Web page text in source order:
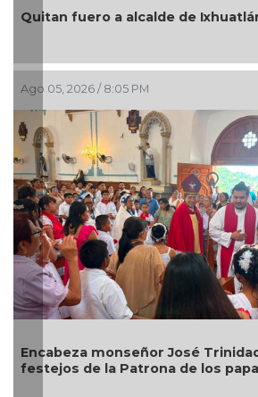
de
En Rincón de la Marquesa
por representar riesgos; no
Ago 05, 2026 / 6:42 PM
Alcalde de Úrsulo Galván,